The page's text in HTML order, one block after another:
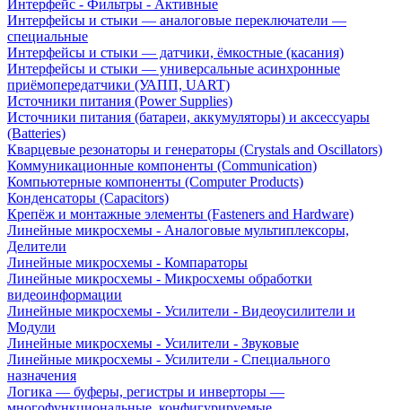
Интерфейс - Фильтры - Активные
Интерфейсы и стыки — аналоговые переключатели —
специальные
Интерфейсы и стыки — датчики, ёмкостные (касания)
Интерфейсы и стыки — универсальные асинхронные
приёмопередатчики (УАПП, UART)
Источники питания (Power Supplies)
Источники питания (батареи, аккумуляторы) и аксессуары
(Batteries)
Кварцевые резонаторы и генераторы (Crystals and Oscillators)
Коммуникационные компоненты (Communication)
Компьютерные компоненты (Computer Products)
Конденсаторы (Capacitors)
Крепёж и монтажные элементы (Fasteners and Hardware)
Линейные микросхемы - Аналоговые мультиплексоры,
Делители
Линейные микросхемы - Компараторы
Линейные микросхемы - Микросхемы обработки
видеоинформации
Линейные микросхемы - Усилители - Видеоусилители и
Модули
Линейные микросхемы - Усилители - Звуковые
Линейные микросхемы - Усилители - Специального
назначения
Логика — буферы, регистры и инверторы —